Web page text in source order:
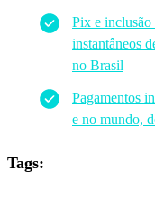
Pix e inclusão
instantâneos
no Brasil
Pagamentos
e no mundo,
Tags: